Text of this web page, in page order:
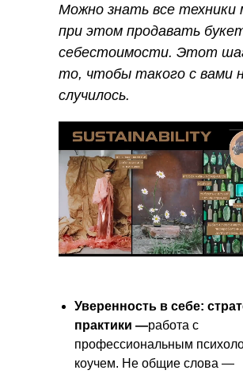
Можно знать все техники
при этом продавать
себестоимости. Этот
то, чтобы такого с вами
случилось.
Уверенность в себе:
практики —работа с
профессиональным
коучем. Не общие слова —